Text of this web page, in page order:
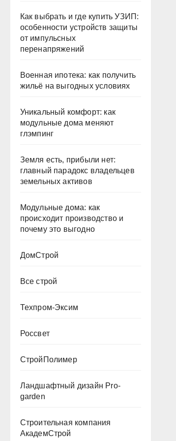
Как выбрать и где купить УЗИП:
особенности устройств защиты
от импульсных
перенапряжений
Военная ипотека: как получить
жильё на выгодных условиях
Уникальный комфорт: как
модульные дома меняют
глэмпинг
Земля есть, прибыли нет:
главный парадокс владельцев
земельных активов
Модульные дома: как
происходит производство и
почему это выгодно
ДомСтрой
Все строй
Техпром-Эксим
Россвет
СтройПолимер
Ландшафтный дизайн Pro-
garden
Строительная компания
АкадемСтрой